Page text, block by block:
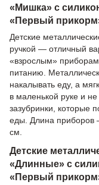
«Мишка» с
«Первый
Детские
ручкой — отличный
«взрослым»
питанию.
накалывать еду, а
в маленькой руке и
зазубринки, которые
еды. Длина приборов
см.
Детские
«Длинные» с
«Первый